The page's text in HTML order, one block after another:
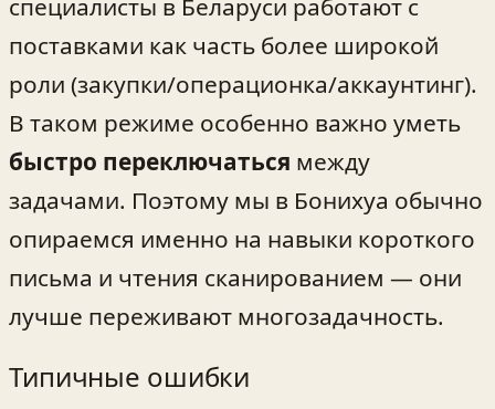
специалисты в Беларуси работают с
поставками как часть более широкой
роли (закупки/операционка/аккаунтинг).
В таком режиме особенно важно уметь
быстро переключаться между
задачами. Поэтому мы в Бонихуа обычно
опираемся именно на навыки короткого
письма и чтения сканированием — они
лучше переживают многозадачность.
Типичные ошибки